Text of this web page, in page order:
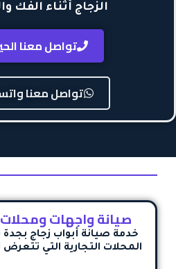
الزجاج أثناء الفك
تواصل معنا
تواصل معنا
صيانة واجهات
خدمة صيانة أبواب زجاج بجدة
المحلات التجارية التي